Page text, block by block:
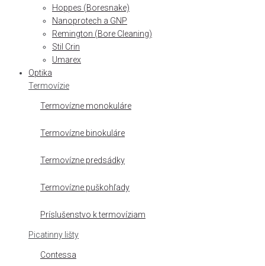
Hoppes (Boresnake)
Nanoprotech a GNP
Remington (Bore Cleaning)
Stil Crin
Umarex
Optika
Termovízie
Termovízne monokuláre
Termovízne binokuláre
Termovízne predsádky
Termovízne puškohľady
Príslušenstvo k termovíziam
Picatinny lišty
Contessa